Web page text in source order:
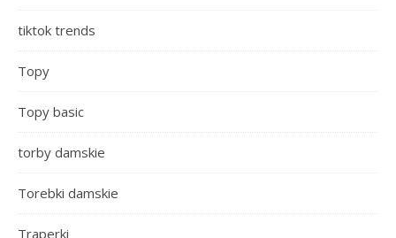
tiktok trends
Topy
Topy basic
torby damskie
Torebki damskie
Traperki